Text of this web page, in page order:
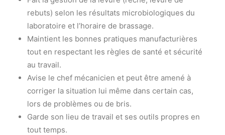
rebuts) selon les résultats microbiologiques du
laboratoire et l’horaire de brassage.
Maintient les bonnes pratiques manufacturières
tout en respectant les règles de santé et sécurité
au travail.
Avise le chef mécanicien et peut être amené à
corriger la situation lui même dans certain cas,
lors de problèmes ou de bris.
Garde son lieu de travail et ses outils propres en
tout temps.